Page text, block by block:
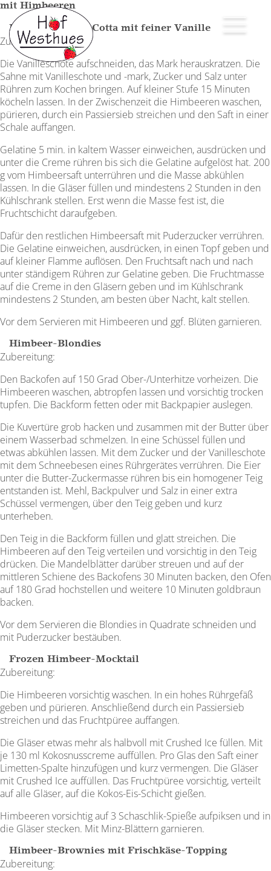
mit Himbeeren
Himbeer-Panna Cotta mit feiner Vanille
Zubereitung:
Die Vanilleschote aufschneiden, das Mark herauskratzen. Die
Sahne mit Vanilleschote und -mark, Zucker und Salz unter
Rühren zum Kochen bringen. Auf kleiner Stufe 15 Minuten
köcheln lassen. In der Zwischenzeit die Himbeeren waschen,
pürieren, durch ein Passiersieb streichen und den Saft in einer
Schale auffangen.
Gelatine 5 min. in kaltem Wasser einweichen, ausdrücken und
unter die Creme rühren bis sich die Gelatine aufgelöst hat. 200
g vom Himbeersaft unterrühren und die Masse abkühlen
lassen. In die Gläser füllen und mindestens 2 Stunden in den
Kühlschrank stellen. Erst wenn die Masse fest ist, die
Fruchtschicht daraufgeben.
Dafür den restlichen Himbeersaft mit Puderzucker verrühren.
Die Gelatine einweichen, ausdrücken, in einen Topf geben und
auf kleiner Flamme auflösen. Den Fruchtsaft nach und nach
unter ständigem Rühren zur Gelatine geben. Die Fruchtmasse
auf die Creme in den Gläsern geben und im Kühlschrank
mindestens 2 Stunden, am besten über Nacht, kalt stellen.
Vor dem Servieren mit Himbeeren und ggf. Blüten garnieren.
Himbeer-Blondies
Zubereitung:
Den Backofen auf 150 Grad Ober-/Unterhitze vorheizen. Die
Himbeeren waschen, abtropfen lassen und vorsichtig trocken
tupfen. Die Backform fetten oder mit Backpapier auslegen.
Die Kuvertüre grob hacken und zusammen mit der Butter über
einem Wasserbad schmelzen. In eine Schüssel füllen und
etwas abkühlen lassen. Mit dem Zucker und der Vanilleschote
mit dem Schneebesen eines Rührgerätes verrühren. Die Eier
unter die Butter-Zuckermasse rühren bis ein homogener Teig
entstanden ist. Mehl, Backpulver und Salz in einer extra
Schüssel vermengen, über den Teig geben und kurz
unterheben.
Den Teig in die Backform füllen und glatt streichen. Die
Himbeeren auf den Teig verteilen und vorsichtig in den Teig
drücken. Die Mandelblätter darüber streuen und auf der
mittleren Schiene des Backofens 30 Minuten backen, den Ofen
auf 180 Grad hochstellen und weitere 10 Minuten goldbraun
backen.
Vor dem Servieren die Blondies in Quadrate schneiden und
mit Puderzucker bestäuben.
Frozen Himbeer-Mocktail
Zubereitung:
Die Himbeeren vorsichtig waschen. In ein hohes Rührgefäß
geben und pürieren. Anschließend durch ein Passiersieb
streichen und das Fruchtpüree auffangen.
Die Gläser etwas mehr als halbvoll mit Crushed Ice füllen. Mit
je 130 ml Kokosnusscreme auffüllen. Pro Glas den Saft einer
Limetten-Spalte hinzufügen und kurz vermengen. Die Gläser
mit Crushed Ice auffüllen. Das Fruchtpüree vorsichtig, verteilt
auf alle Gläser, auf die Kokos-Eis-Schicht gießen.
Himbeeren vorsichtig auf 3 Schaschlik-Spieße aufpiksen und in
die Gläser stecken. Mit Minz-Blättern garnieren.
Himbeer-Brownies mit Frischkäse-Topping
Zubereitung: